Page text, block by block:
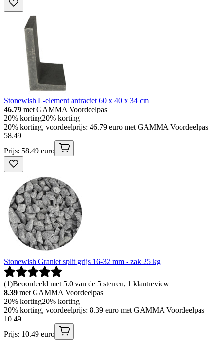
Stonewish L-element antraciet 60 x 40 x 34 cm
46.79 met GAMMA Voordeelpas
20% korting20% korting
20% korting, voordeelprijs: 46.79 euro met GAMMA Voordeelpas
58.49
Prijs: 58.49 euro
Stonewish Graniet split grijs 16-32 mm - zak 25 kg
(1)Beoordeeld met 5.0 van de 5 sterren, 1 klantreview
8.39 met GAMMA Voordeelpas
20% korting20% korting
20% korting, voordeelprijs: 8.39 euro met GAMMA Voordeelpas
10.49
Prijs: 10.49 euro